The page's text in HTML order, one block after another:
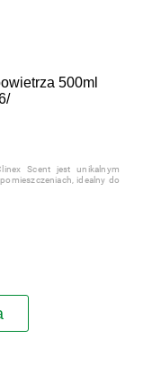
500ml
Scent jest unikalnym
idealny do